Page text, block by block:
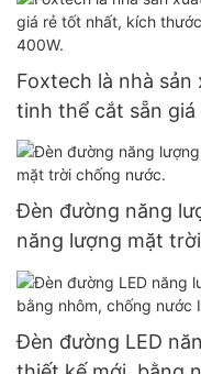
trời độc lập
Foxtech là nhà
tinh thể cắt sẵn
182mm, công suất
Đèn đường năng
năng lượng mặt
Đèn đường LED